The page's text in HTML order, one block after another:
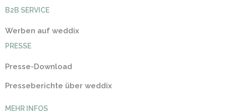
B2B SERVICE
Werben auf weddix
PRESSE
Presse-Download
Presseberichte über weddix
MEHR INFOS